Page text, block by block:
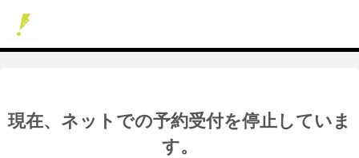
現在、ネットでの予約受付を停止していま
す。